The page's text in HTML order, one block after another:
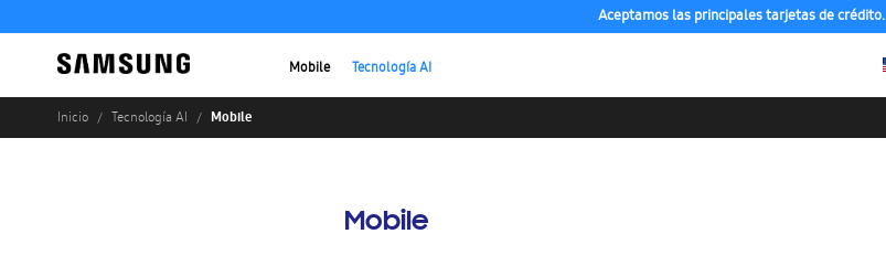
Aceptamos las principales tarjetas de crédito.
Mobile Tecnología AI
Inicio Tecnología AI Mobile
Mobile